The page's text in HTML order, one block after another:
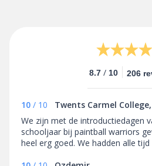
8.7 / 10 206
10 / 10
Twents Carmel College,
We zijn met de introductiedagen
schooljaar bij paintball warriors
heel erg goed. We hadden alle